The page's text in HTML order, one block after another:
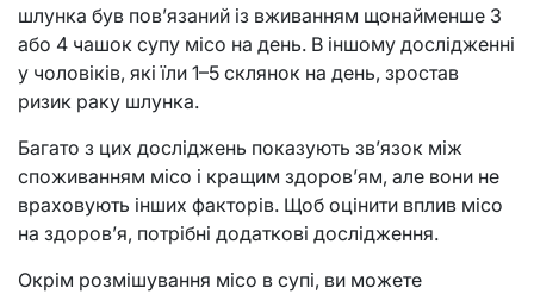
шлунка був пов’язаний із вживанням щонайменше 3
або 4 чашок супу місо на день. В іншому дослідженні
у чоловіків, які їли 1–5 склянок на день, зростав
ризик раку шлунка.
Багато з цих досліджень показують зв’язок між
споживанням місо і кращим здоров’ям, але вони не
враховують інших факторів. Щоб оцінити вплив місо
на здоров’я, потрібні додаткові дослідження.
Окрім розмішування місо в супі, ви можете